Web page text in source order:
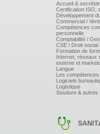
Accueil &
Certification ISO,
Développement
Commercial /
Compétences
personnelle
Comptabilité /
CSE / Droit
Formation de
Internet, réseaux
externe et
Langue
Les
Logiciels
Logistique
Soudure & autres